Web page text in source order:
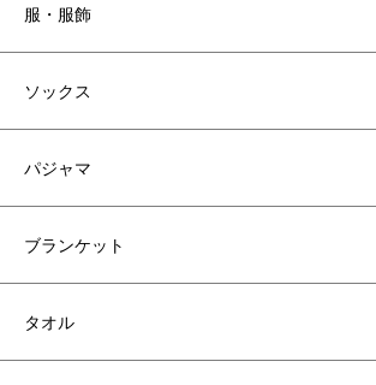
服・服飾
ソックス
パジャマ
ブランケット
タオル